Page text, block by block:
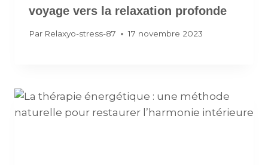
voyage vers la relaxation profonde
Par Relaxyo-stress-87 17 novembre 2023